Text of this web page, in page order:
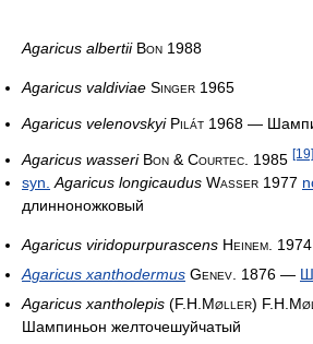
Agaricus albertii Bon 1988
Agaricus valdiviae Singer 1965
Agaricus velenovskyi Pilát 1968 —
Agaricus wasseri Bon & Courtec. 1985 [19]
syn. Agaricus longicaudus Wasser 1977
длинноножковый
Agaricus viridopurpurascens Heinem. 1974
Agaricus xanthodermus Genev. 1876 —
Agaricus xantholepis (F.H.Møller)
Шампиньон желточешуйчатый